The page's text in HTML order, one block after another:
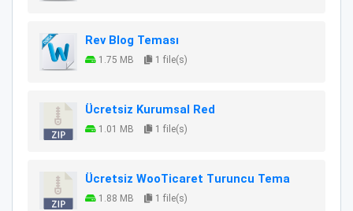
Rev Blog Teması
1.75 MB 1 file(s)
Ücretsiz Kurumsal Red
1.01 MB 1 file(s)
Ücretsiz WooTicaret Turuncu Tema
1.88 MB 1 file(s)